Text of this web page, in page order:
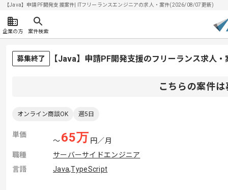
【Java】申請PF開発支援案件| ITフリーランスエンジニアの求人・案件(2026/08/07更新)
企業の方 案件検索
募集終了 【Java】申請PF開発支援のフリーランス求人・
こちらの案件
オンライン商談OK 週5日
単価
〜65万 円／月
職種
サーバーサイドエンジニア
言語
Java,TypeScript